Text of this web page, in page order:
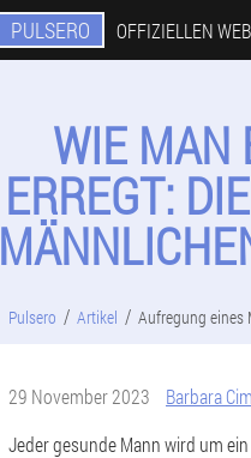
PULSERO OFFIZIELLEN
WIE MAN
ERREGT:
Pulsero Artikel Aufregung eines
29 November 2023
Barbara
Jeder gesunde Mann wird um